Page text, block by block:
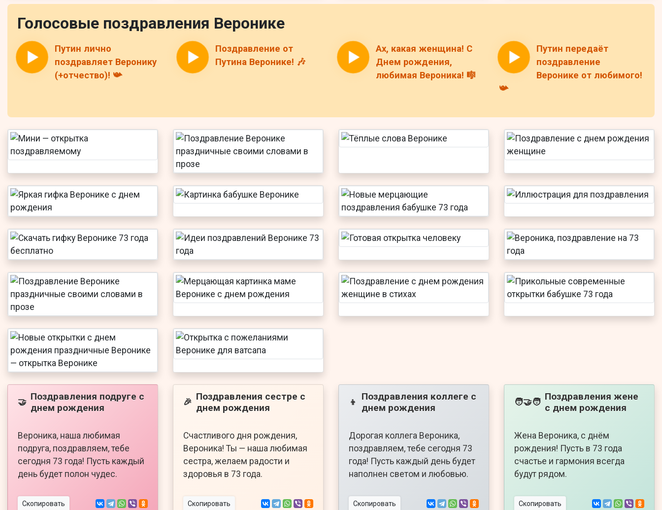
Голосовые поздравления Веронике
Путин лично
поздравляет Веронику
(+отчество)! 📯
Поздравление от
Путина Веронике! 🎶
Ах, какая женщина! С
Днем рождения,
любимая Вероника! 🎼
Путин передаёт
поздравление
Веронике от любимого!
📯
🤝 Поздравления подруге с
днем рождения
Вероника, наша любимая
подруга, поздравляем, тебе
сегодня 73 года! Пусть каждый
день будет полон чудес.
Скопировать
🎉 Поздравления сестре с
днем рождения
Счастливого дня рождения,
Вероника! Ты — наша любимая
сестра, желаем радости и
здоровья в 73 года.
Скопировать
👦
Поздравления коллеге с
днем рождения
Дорогая коллега Вероника,
поздравляем, тебе сегодня 73
года! Пусть каждый день будет
наполнен светом и любовью.
Скопировать
🧑‍🤝‍🧑 Поздравления жене
с днем рождения
Жена Вероника, с днём
рождения! Пусть в 73 года
счастье и гармония всегда
будут рядом.
Скопировать